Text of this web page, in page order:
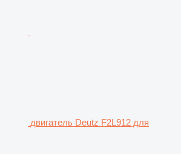
двигатель Deutz F2L912 для